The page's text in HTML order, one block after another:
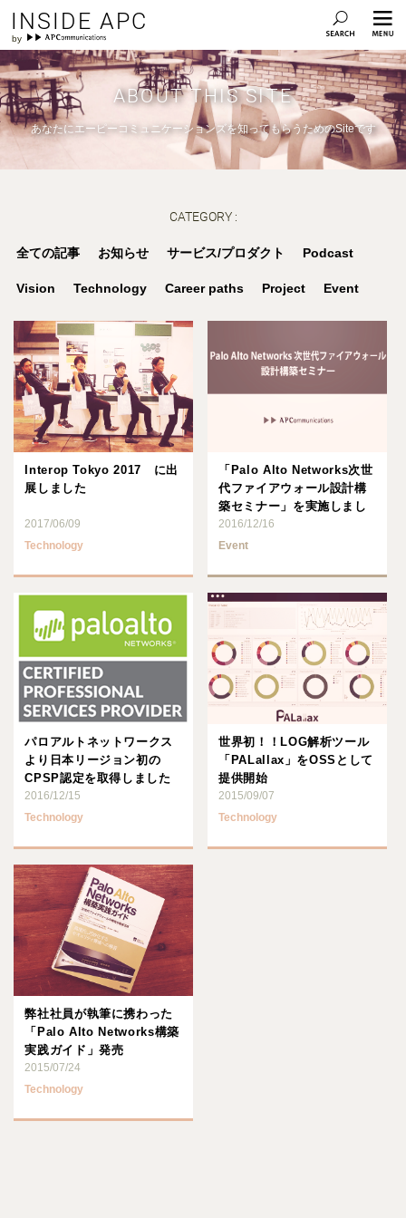
INSIDE APC
ABOUT THIS SITE
あなたにエーピーコミュニケーションズを知ってもらうためのSiteです
CATEGORY :
全ての記事 お知らせ サービス/プロダクト Podcast
Vision Technology Career paths Project Event
Interop Tokyo 2017 に出
展しました
2017/06/09
Technology
「Palo Alto Networks次世
代ファイアウォール設計構
築セミナー」を実施しまし
た
2016/12/16
Event
パロアルトネットワークス
より日本リージョン初の
CPSP認定を取得しました
2016/12/15
Technology
世界初！！LOG解析ツール
「PALallax」をOSSとして
提供開始
2015/09/07
Technology
弊社社員が執筆に携わった
「Palo Alto Networks構築
実践ガイド」発売
2015/07/24
Technology